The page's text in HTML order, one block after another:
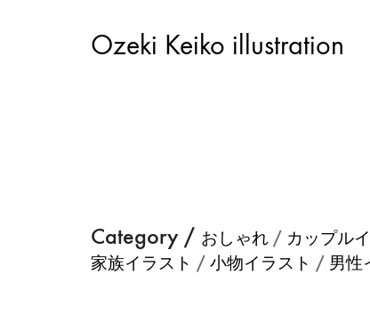
Ozeki Keiko illustration
Category / おしゃれ / カップル
家族イラスト / 小物イラスト / 男性